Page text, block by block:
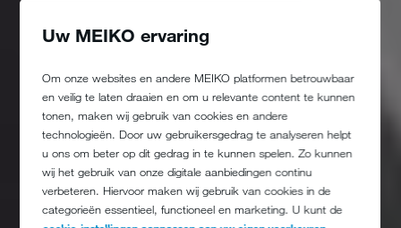
Uw MEIKO ervaring
Om onze websites en andere MEIKO platformen betrouwbaar
en veilig te laten draaien en om u relevante content te kunnen
tonen, maken wij gebruik van cookies en andere
technologieën. Door uw gebruikersgedrag te analyseren helpt
u ons om beter op dit gedrag in te kunnen spelen. Zo kunnen
wij het gebruik van onze digitale aanbiedingen continu
verbeteren. Hiervoor maken wij gebruik van cookies in de
categorieën essentieel, functioneel en marketing. U kunt de